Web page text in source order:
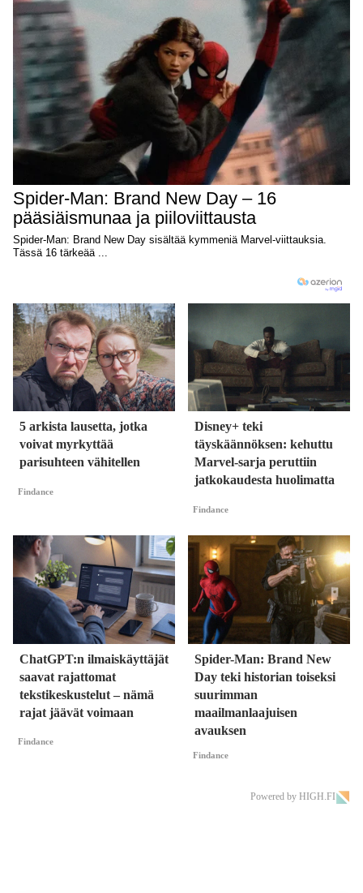
5 arkista lausetta, jotka
voivat myrkyttää
parisuhteen vähitellen
Findance
Disney+ teki
täyskäännöksen: kehuttu
Marvel-sarja peruttiin
jatkokaudesta huolimatta
Findance
ChatGPT:n ilmaiskäyttäjät
saavat rajattomat
tekstikeskustelut – nämä
rajat jäävät voimaan
Findance
Spider-Man: Brand New
Day teki historian toiseksi
suurimman
maailmanlaajuisen
avauksen
Findance
Powered by HIGH.FI